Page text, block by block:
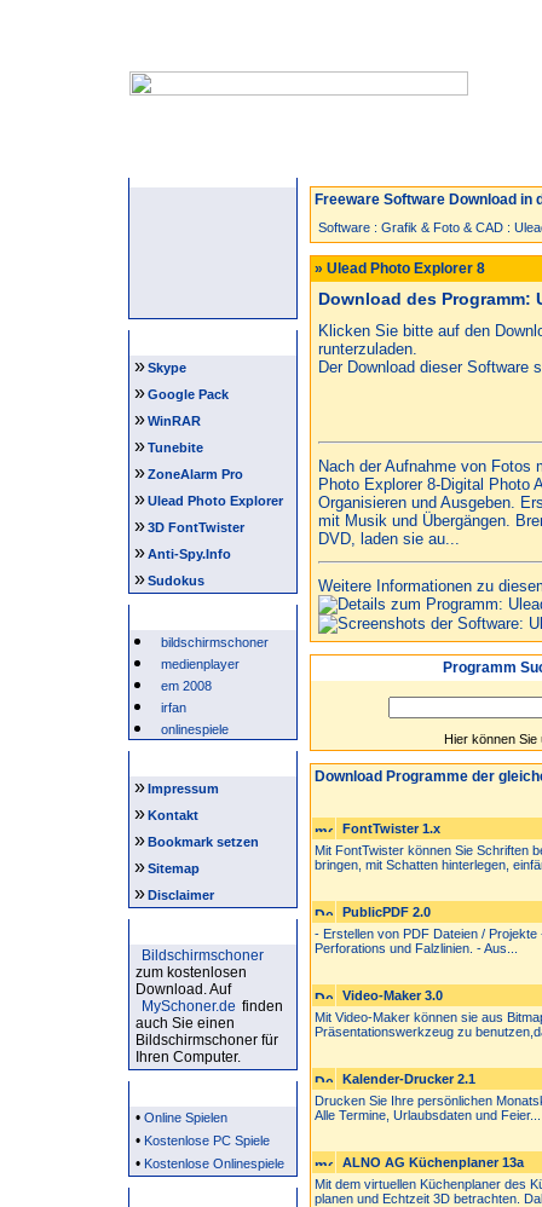
»Skype
»Google Pack
»WinRAR
»Tunebite
»ZoneAlarm Pro
»Ulead Photo Explorer
»3D FontTwister
»Anti-Spy.Info
»Sudokus
bildschirmschoner
medienplayer
em 2008
irfan
onlinespiele
»Impressum
»Kontakt
»Bookmark setzen
»Sitemap
»Disclaimer
Bildschirmschoner
zum kostenlosen
Download. Auf
MySchoner.de finden
auch Sie einen
Bildschirmschoner für
Ihren Computer.
• Online Spielen
• Kostenlose PC Spiele
• Kostenlose Onlinespiele
Freeware Software Download in
Software : Grafik & Foto & CAD :
» Ulead Photo Explorer 8
Download des Programm:
Klicken Sie bitte auf den
runterzuladen.
Der Download dieser Software
Nach der Aufnahme von Fotos
Photo Explorer 8-Digital Photo
Organisieren und Ausgeben.
mit Musik und Übergängen.
DVD, laden sie au...
Weitere Informationen zu
Programm
Hier können
Download Programme der
FontTwister 1.x
Mit FontTwister können Sie Schriften
bringen, mit Schatten hinterlegen,
PublicPDF 2.0
- Erstellen von PDF Dateien /
Perforations und Falzlinien. - Aus...
Video-Maker 3.0
Mit Video-Maker können sie aus
Präsentationswerkzeug zu
Kalender-Drucker 2.1
Drucken Sie Ihre persönlichen
Alle Termine, Urlaubsdaten und Feier...
ALNO AG Küchenplaner 13a
Mit dem virtuellen Küchenplaner des
planen und Echtzeit 3D betrachten.